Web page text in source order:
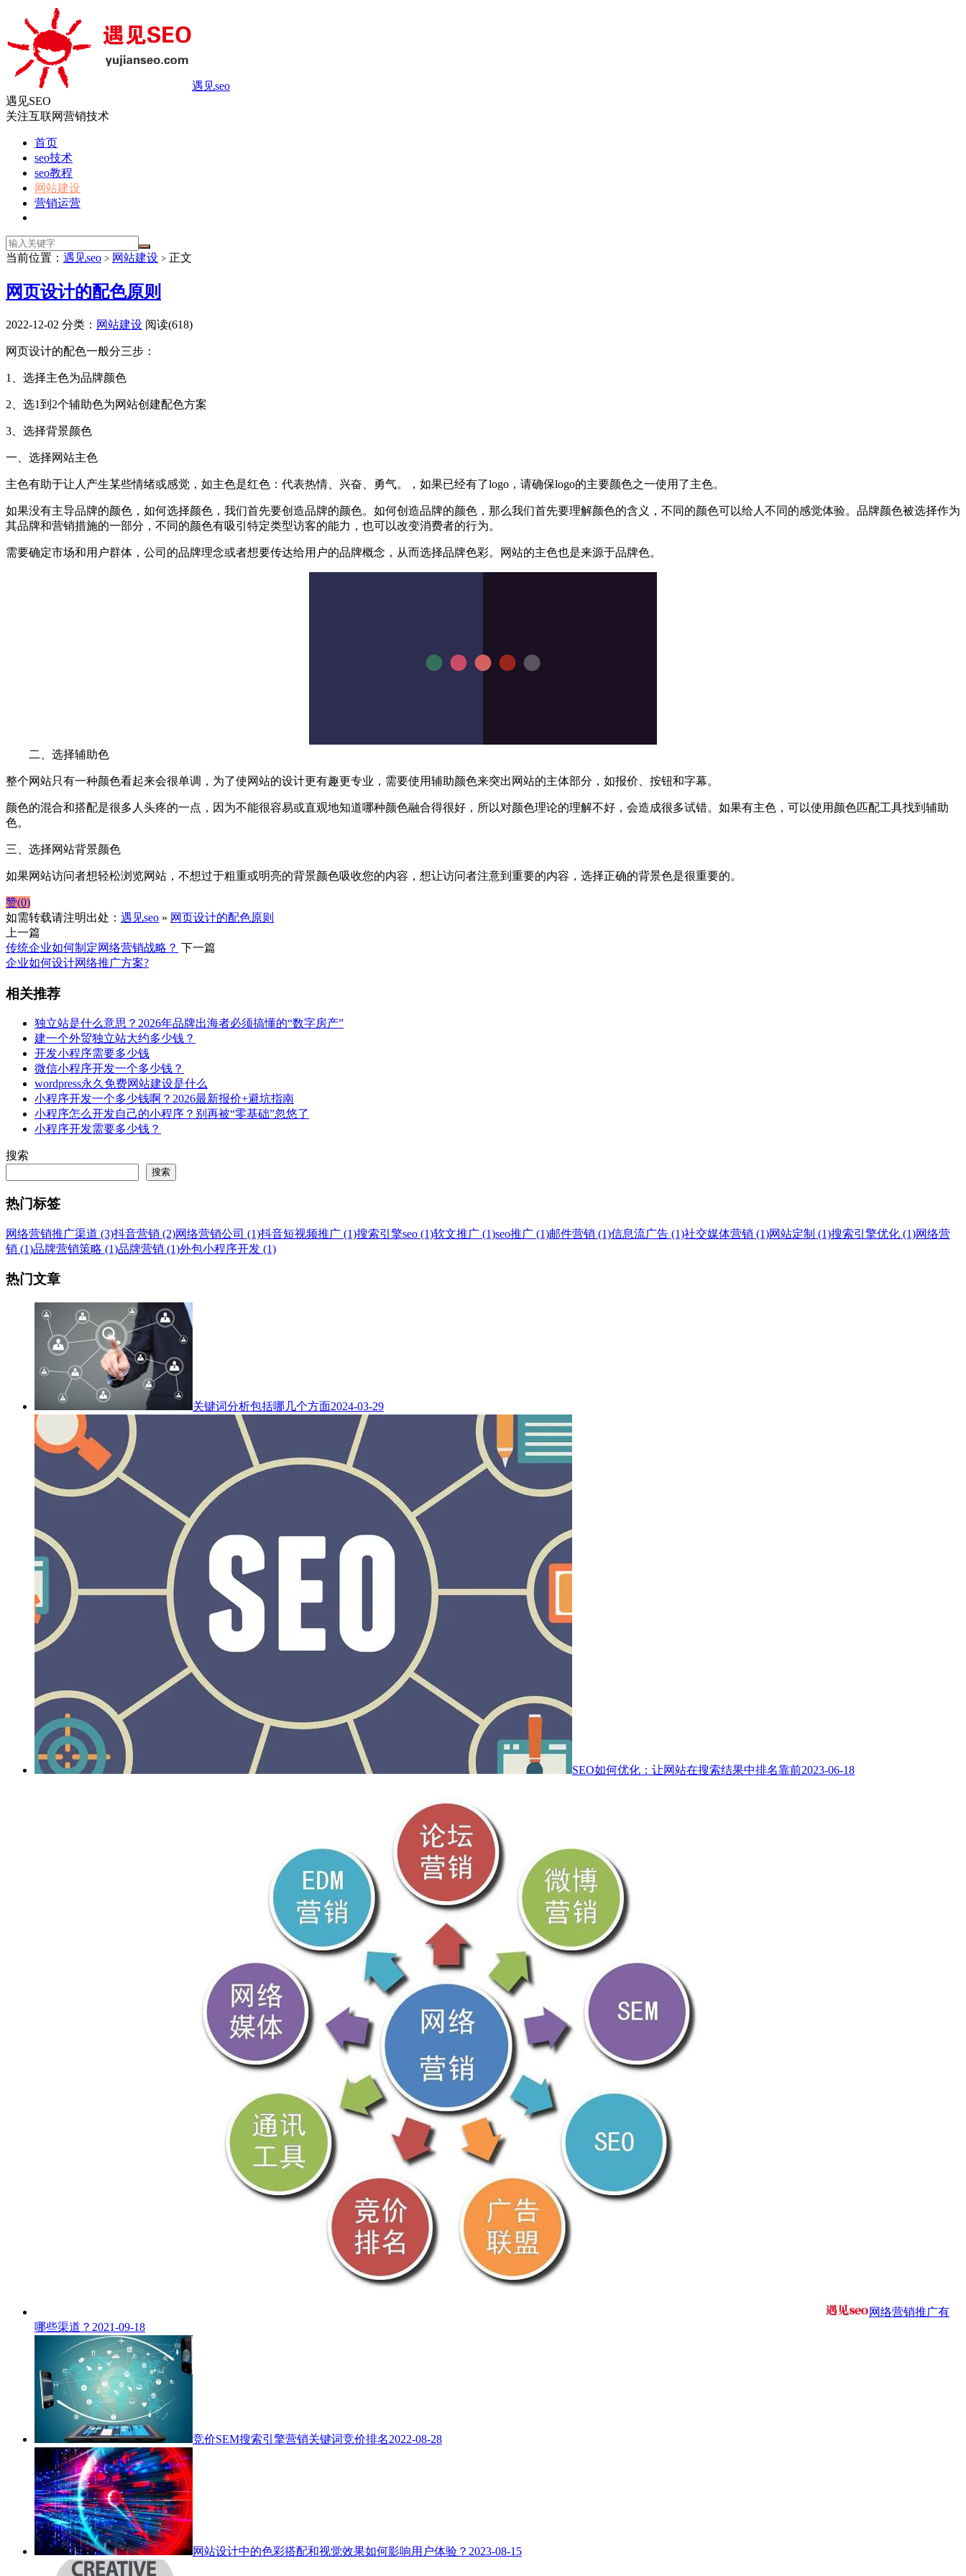
遇见seo
遇见SEO
关注互联网营销技术
首页
seo技术
seo教程
网站建设
营销运营
当前位置： 遇见seo > 网站建设 > 正文
网页设计的配色原则
2022-12-02 分类： 网站建设 阅读(618)
网页设计的配色一般分三步：
1、选择主色为品牌颜色
2、选1到2个辅助色为网站创建配色方案
3、选择背景颜色
一、选择网站主色
主色有助于让人产生某些情绪或感觉，如主色是红色：代表热情、兴奋、勇气。，如果已经有了logo，请确保logo的主要颜色之一使用了主色。
如果没有主导品牌的颜色，如何选择颜色，我们首先要创造品牌的颜色。如何创造品牌的颜色，那么我们首先要理解颜色的含义，不同的颜色可以给人不同的感觉体验。品牌颜色被选择作为
其品牌和营销措施的一部分，不同的颜色有吸引特定类型访客的能力，也可以改变消费者的行为。
需要确定市场和用户群体，公司的品牌理念或者想要传达给用户的品牌概念，从而选择品牌色彩。网站的主色也是来源于品牌色。
二、选择辅助色
整个网站只有一种颜色看起来会很单调，为了使网站的设计更有趣更专业，需要使用辅助颜色来突出网站的主体部分，如报价、按钮和字幕。
颜色的混合和搭配是很多人头疼的一点，因为不能很容易或直观地知道哪种颜色融合得很好，所以对颜色理论的理解不好，会造成很多试错。如果有主色，可以使用颜色匹配工具找到辅助
色。
三、选择网站背景颜色
如果网站访问者想轻松浏览网站，不想过于粗重或明亮的背景颜色吸收您的内容，想让访问者注意到重要的内容，选择正确的背景色是很重要的。
赞(0)
如需转载请注明出处： 遇见seo » 网页设计的配色原则
上一篇
传统企业如何制定网络营销战略？ 下一篇
企业如何设计网络推广方案?
相关推荐
独立站是什么意思？2026年品牌出海者必须搞懂的“数字房产”
建一个外贸独立站大约多少钱？
开发小程序需要多少钱
微信小程序开发一个多少钱？
wordpress永久免费网站建设是什么
小程序开发一个多少钱啊？2026最新报价+避坑指南
小程序怎么开发自己的小程序？别再被“零基础”忽悠了
小程序开发需要多少钱？
搜索
搜索
热门标签
网络营销推广渠道 (3)抖音营销 (2)网络营销公司 (1)抖音短视频推广 (1)搜索引擎seo (1)软文推广 (1)seo推广 (1)邮件营销 (1)信息流广告 (1)社交媒体营销 (1)网站定制 (1)搜索引擎优化 (1)网络营
销 (1)品牌营销策略 (1)品牌营销 (1)外包小程序开发 (1)
热门文章
关键词分析包括哪几个方面2024-03-29
SEO如何优化：让网站在搜索结果中排名靠前2023-06-18
网络营销推广有
哪些渠道？ 2021-09-18
竞价SEM搜索引擎营销关键词竞价排名2022-08-28
网站设计中的色彩搭配和视觉效果如何影响用户体验？ 2023-08-15